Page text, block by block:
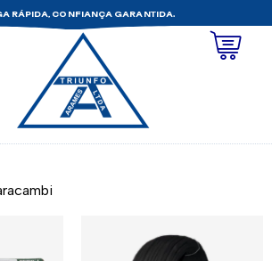
RÁPIDA, CONFIANÇA GARANTIDA.